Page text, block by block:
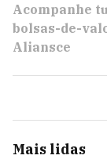
Acompanhe
bolsas-de-
Aliansce
Mais lidas